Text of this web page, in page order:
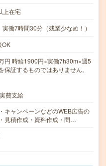
上在宅
働7時間30分（残業少なめ！）
時給1900円×実働7h30m×週5
証するものではありません。
費支給
キャンペーンなどのWEB広告の
見積作成・資料作成・問…